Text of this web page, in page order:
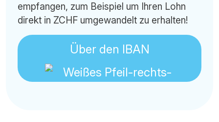
empfangen, zum Beispiel um Ihren Lohn
direkt in ZCHF umgewandelt zu erhalten!
Über den IBAN